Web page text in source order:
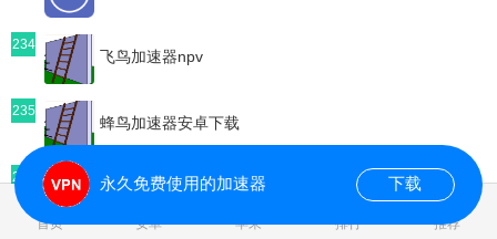
234
飞鸟加速器npv
235
蜂鸟加速器安卓下载
236
i7加速器mac下载
首页 安卓 苹果 排行 推荐
永久免费使用的加速器 下载
0.089591s